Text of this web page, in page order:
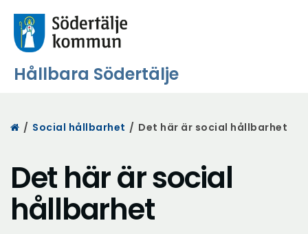
Hållbara Södertälje
Start
/ Social hållbarhet / Det här är social hållbarhet
Det här är social
hållbarhet